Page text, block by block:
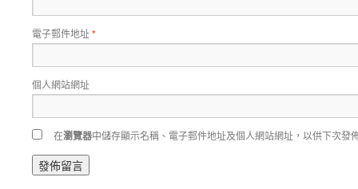
電子郵件地址*
個人網站網址
在瀏覽器中儲存顯示名稱、電子郵件地址及個人網站網址，以供下次發